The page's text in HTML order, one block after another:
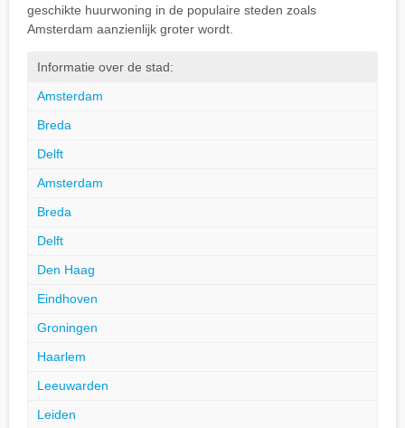
geschikte huurwoning in de populaire steden zoals
Amsterdam aanzienlijk groter wordt.
Informatie over de stad:
Amsterdam
Breda
Delft
Amsterdam
Breda
Delft
Den Haag
Eindhoven
Groningen
Haarlem
Leeuwarden
Leiden